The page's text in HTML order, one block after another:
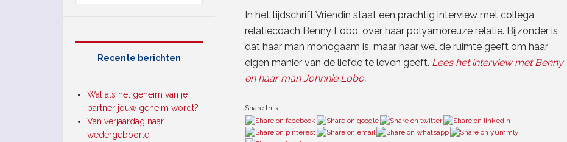
In het tijdschrift Vriendin staat een prachtig interview met collega
relatiecoach Benny Lobo, over haar polyamoreuze relatie. Bijzonder is
dat haar man monogaam is, maar haar wel de ruimte geeft om haar
eigen manier van de liefde te leven geeft. Lees het interview met Benny
en haar man Johnnie Lobo.
Share this...
Recente berichten
Wat als het geheim van je
partner jouw geheim wordt?
Van verjaardag naar
wedergeboorte –